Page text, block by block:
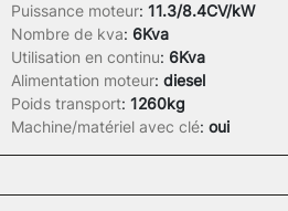
Puissance moteur: 11.3/8.4CV/kW
Nombre de kva: 6Kva
Utilisation en continu: 6Kva
Alimentation moteur: diesel
Poids transport: 1260kg
Machine/matériel avec clé: oui